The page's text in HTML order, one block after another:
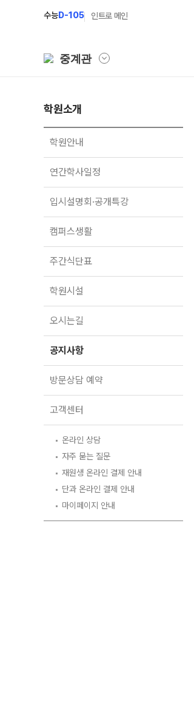
수능D-105 인트로 메인
중계관
학원소개
학원안내
연간학사일정
캠퍼스생활
주간식단표
학원시설
오시는길
공지사항
방문상담 예약
고객센터
온라인 상담
자주 묻는 질문
마이페이지 안내
학원소개
학원안내
연간학사일정
입시설명회·공개특강
캠퍼스생활
주간식단표
학원시설
오시는길
공지사항
방문상담 예약
고객센터
온라인 상담
자주 묻는 질문
재원생 온라인 결제 안내
단과 온라인 결제 안내
마이페이지 안내